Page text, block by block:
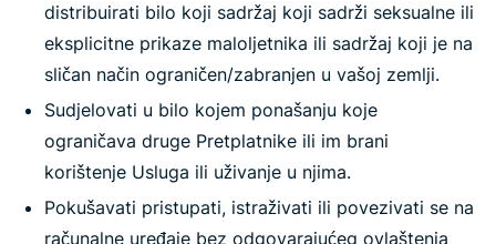
distribuirati bilo koji sadržaj koji sadrži seksualne ili
eksplicitne prikaze maloljetnika ili sadržaj koji je na
sličan način ograničen/zabranjen u vašoj zemlji.
Sudjelovati u bilo kojem ponašanju koje
ograničava druge Pretplatnike ili im brani
korištenje Usluga ili uživanje u njima.
Pokušavati pristupati, istraživati ili povezivati se na
računalne uređaje bez odgovarajućeg ovlaštenja